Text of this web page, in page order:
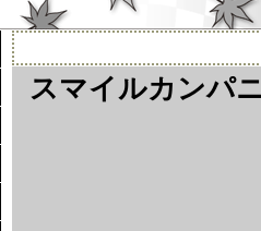
スマイルカンパ